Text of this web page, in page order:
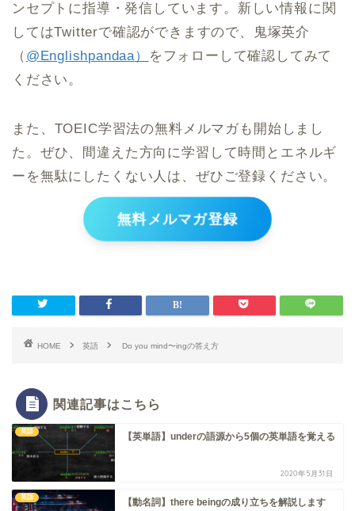
ンセプトに指導・発信しています。新しい情報に関
してはTwitterで確認ができますので、鬼塚英介
（ @Englishpandaa）
をフォローして確認してみて
ください。
また、TOEIC学習法の無料メルマガも開始しまし
た。ぜひ、間違えた方向に学習して時間とエネルギ
ーを無駄にしたくない人は、ぜひご登録ください。
無料メルマガ登録
HOME 英語 Do you mind〜ingの答え方
関連記事はこちら
英語 【英単語】underの語源から5個の英単語を覚える
2020年5月31日
英語 【動名詞】there beingの成り立ちを解説します